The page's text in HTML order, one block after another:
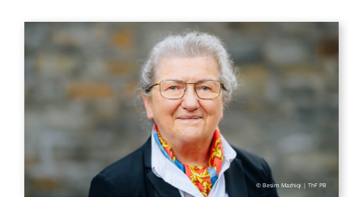
© Besim Mazhiqi | ThF PB